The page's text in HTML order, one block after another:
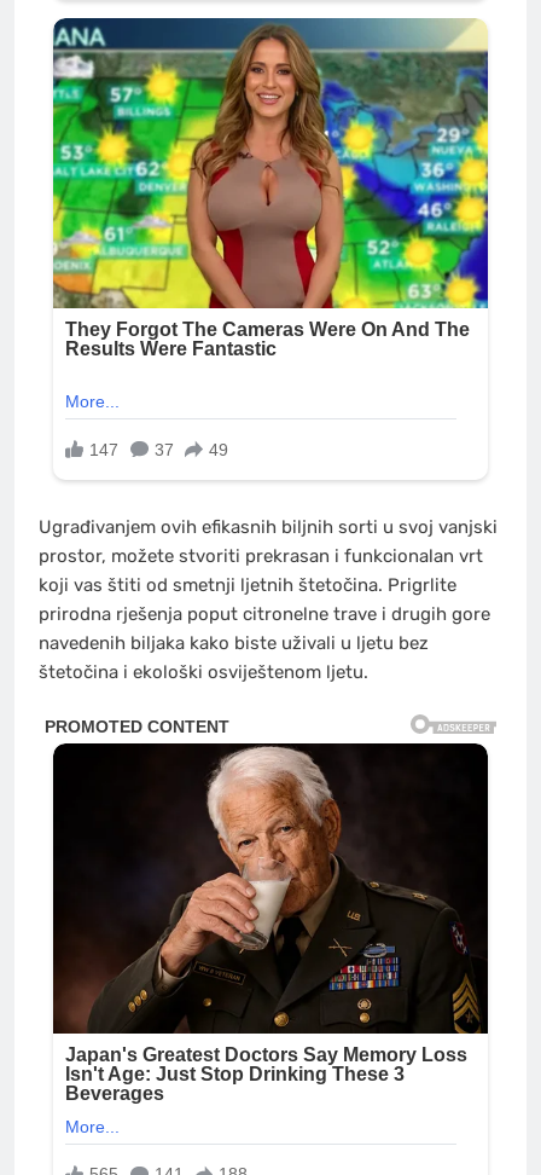
Ugrađivanjem ovih efikasnih biljnih sorti u svoj vanjski
prostor, možete stvoriti prekrasan i funkcionalan vrt
koji vas štiti od smetnji ljetnih štetočina. Prigrlite
prirodna rješenja poput citronelne trave i drugih gore
navedenih biljaka kako biste uživali u ljetu bez
štetočina i ekološki osviještenom ljetu.